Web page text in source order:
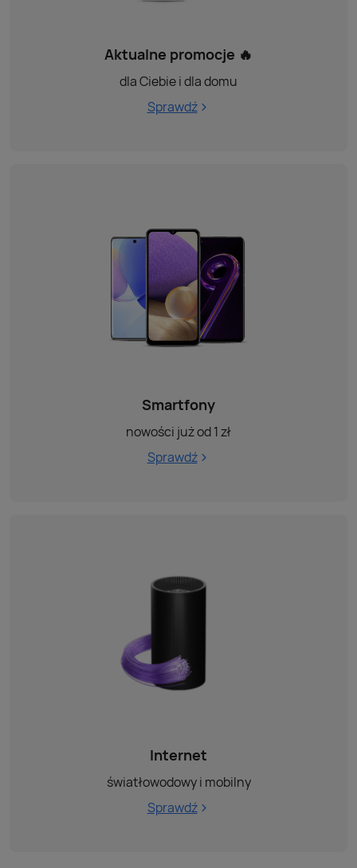
Aktualne promocje 🔥
dla Ciebie i dla domu
Sprawdź
Smartfony
nowości już od 1 zł
Sprawdź
Internet
światłowodowy i mobilny
Sprawdź